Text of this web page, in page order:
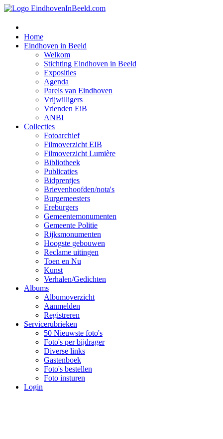
Home
Eindhoven in Beeld
Welkom
Stichting Eindhoven in Beeld
Exposities
Agenda
Parels van Eindhoven
Vrijwilligers
Vrienden EiB
ANBI
Collecties
Fotoarchief
Filmoverzicht EIB
Filmoverzicht Lumière
Bibliotheek
Publicaties
Bidprentjes
Brievenhoofden/nota's
Burgemeesters
Ereburgers
Gemeentemonumenten
Gemeente Politie
Rijksmonumenten
Hoogste gebouwen
Reclame uitingen
Toen en Nu
Kunst
Verhalen/Gedichten
Albums
Albumoverzicht
Aanmelden
Registreren
Servicerubrieken
50 Nieuwste foto's
Foto's per bijdrager
Diverse links
Gastenboek
Foto's bestellen
Foto insturen
Login